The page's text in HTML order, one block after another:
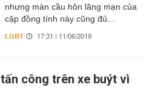
nhưng màn cầu hôn lãng mạn của
cặp đồng tính này cũng đủ...
LGBT 17:31 | 11/06/2019
công trên xe buýt vì